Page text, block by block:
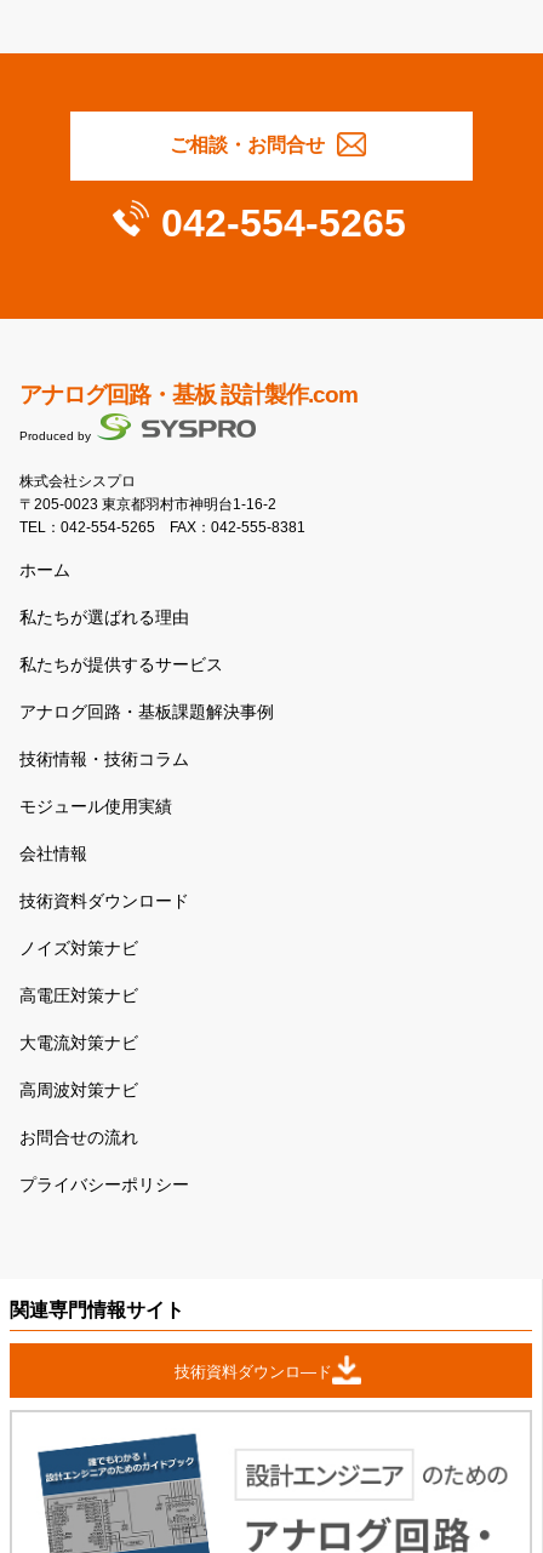
ご相談・お問合せ
042-554-5265
アナログ回路・基板 設計製作.com
Produced by
株式会社シスプロ
〒205-0023 東京都羽村市神明台1-16-2
TEL： 042-554-5265 FAX：042-555-8381
ホーム
私たちが選ばれる理由
私たちが提供するサービス
アナログ回路・基板課題解決事例
技術情報・技術コラム
モジュール使用実績
会社情報
技術資料ダウンロード
ノイズ対策ナビ
高電圧対策ナビ
大電流対策ナビ
高周波対策ナビ
お問合せの流れ
プライバシーポリシー
関連専門情報サイト
技術資料ダウンロ―ド